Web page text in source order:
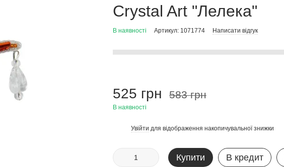
Crystal Art "Лелека"
В наявності Артикул: 1071774 Написати відгук
525 грн 583 грн
В наявності
Увійти для відображення накопичувальної знижки
Купити В кредит